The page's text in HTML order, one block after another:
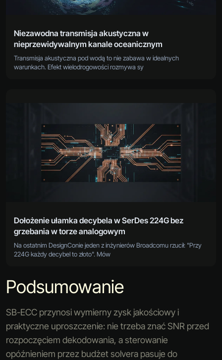
Niezawodna transmisja akustyczna w
nieprzewidywalnym kanale oceanicznym
Transmisja akustyczna pod wodą to nie zabawa w idealnych
warunkach. Efekt wielodrogowości rozmywa sy
Dołożenie ułamka decybela w SerDes 224G bez
grzebania w torze analogowym
Na ostatnim DesignConie jeden z inżynierów Broadcomu rzucił: "Przy
224G każdy decybel to złoto". Mów
Podsumowanie
SB-ECC przynosi wymierny zysk jakościowy i
praktyczne uproszczenie: nie trzeba znać SNR przed
rozpoczęciem dekodowania, a sterowanie
opóźnieniem przez budżet solvera pasuje do